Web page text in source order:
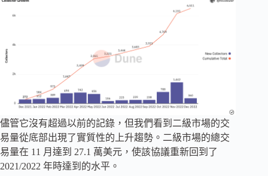
儘管它沒有超過以前的記錄，但我們看到二級市場的交
易量從底部出現了實質性的上升趨勢。二級市場的總交
易量在 11 月達到 27.1 萬美元，使該協議重新回到了
2021/2022 年時達到的水平。